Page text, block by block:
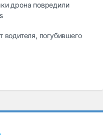
дрона повредили
водителя, погубившего